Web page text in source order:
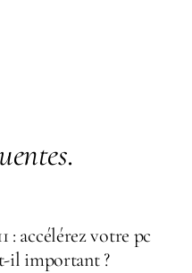
.
: accélérez votre pc
il important ?